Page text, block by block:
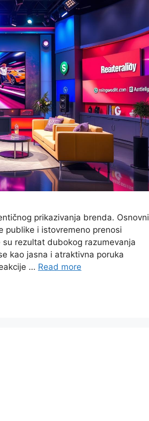
prikazivanja brenda. Osnovni
publike i istovremeno prenosi
rezultat dubokog razumevanja
kao jasna i atraktivna poruka
… Read more